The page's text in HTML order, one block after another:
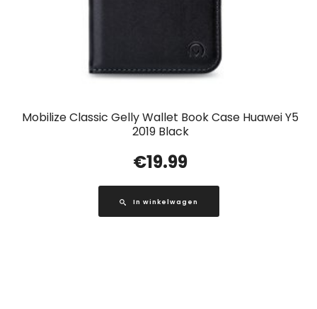
Mobilize Classic Gelly Wallet Book Case Huawei Y5
2019 Black
€19.99
In winkelwagen